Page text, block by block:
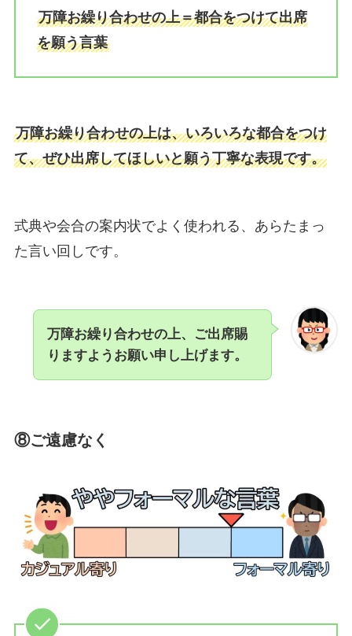
万障お繰り合わせの上＝都合をつけて出席
を願う言葉
万障お繰り合わせの上は、いろいろな都合をつけ
て、ぜひ出席してほしいと願う丁寧な表現です。
式典や会合の案内状でよく使われる、あらたまっ
た言い回しです。
万障お繰り合わせの上、ご出席賜
りますようお願い申し上げます。
⑧ご遠慮なく